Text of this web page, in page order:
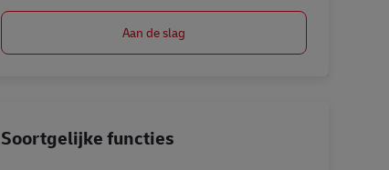
Aan de slag
Soortgelijke functies